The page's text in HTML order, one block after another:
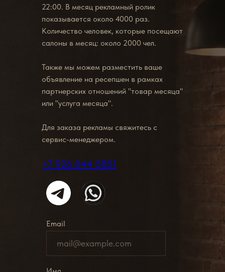
22:00. В месяц рекламный ролик
показывается около 4000 раз.
Количество человек, которые посещают
салоны в месяц: около 2000 чел.
Также мы можем разместить ваше
объявление на ресепшен в рамках
партнерских отношений "товар месяца"
или "услуга месяца".
Для заказа рекламы свяжитесь с
сервис-менеджером.
+7 926 044 5851
Email